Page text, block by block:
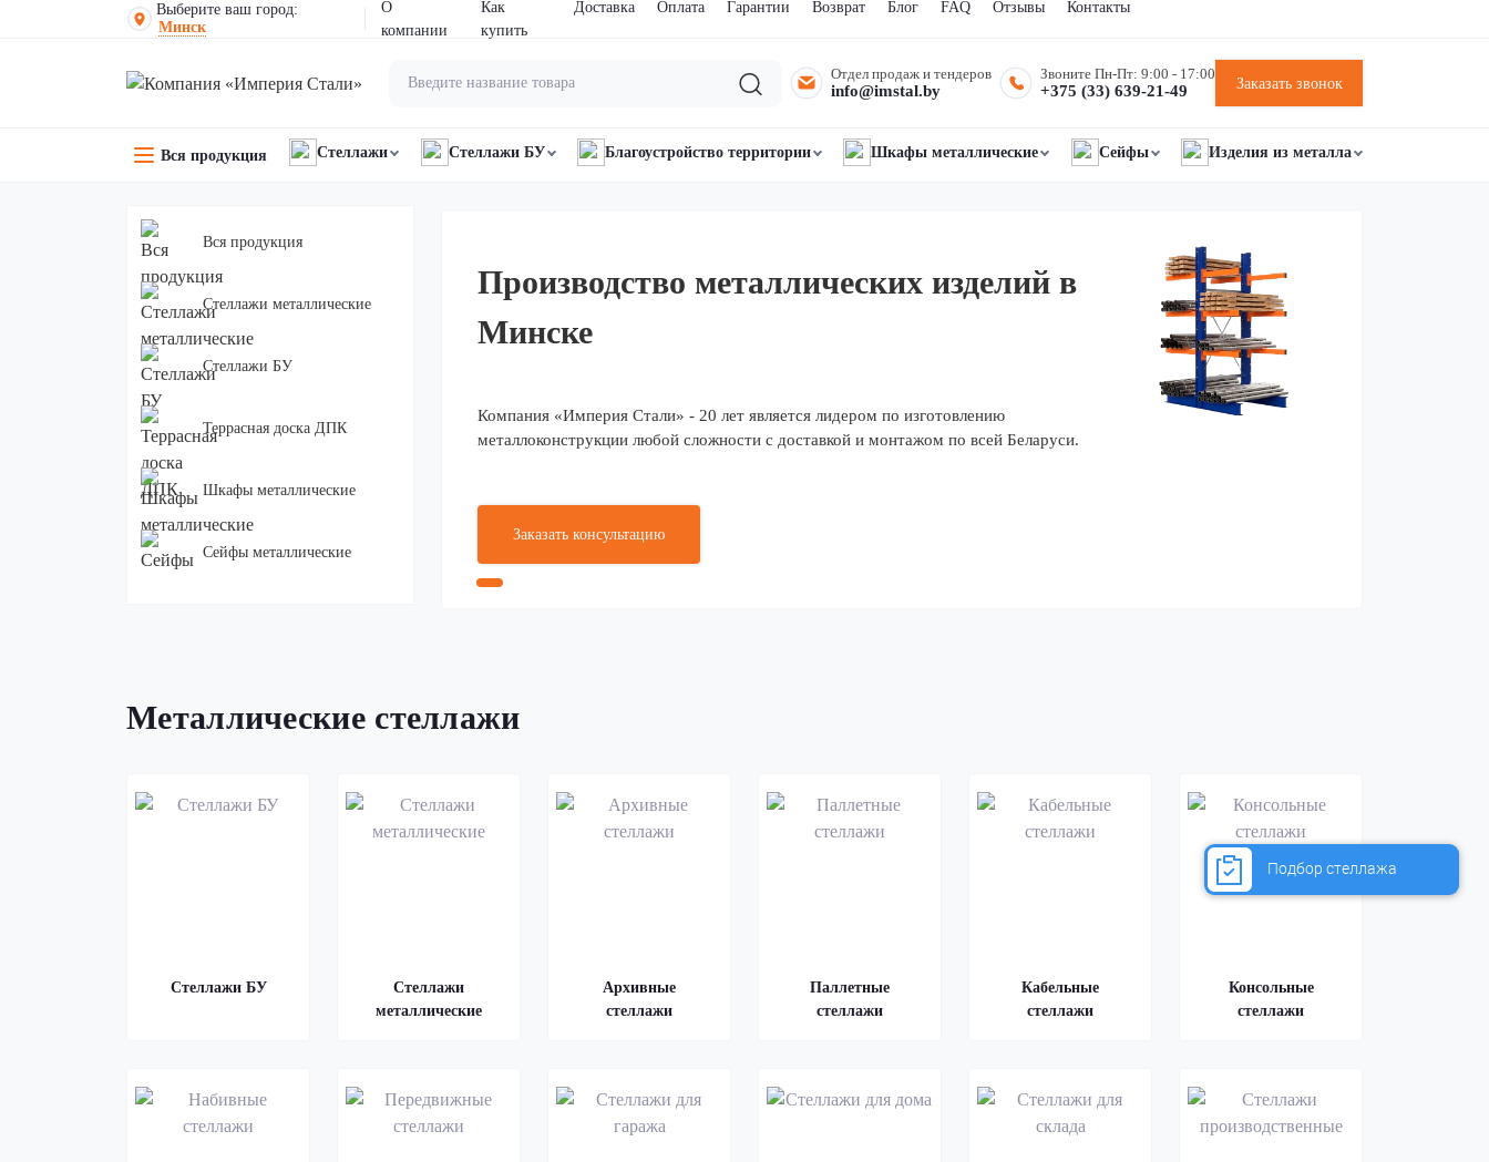
Выберите ваш город:
Минск
О
компании
Как
купить
Доставка Оплата Гарантии Возврат Блог FAQ Отзывы Контакты
Вся продукция
Стеллажи металлические
Стеллажи БУ
Террасная доска ДПК
Шкафы металлические
Сейфы металлические
благоустройства
Отдел продаж и тендеров
info@imstal.by
Звоните Пн-Пт: 9:00 - 17:00
+375 (33) 639-21-49 Заказать звонок
Вся продукция Стеллажи Стеллажи БУ Благоустройство территории Шкафы металлические Сейфы Изделия из металла
Производство металлических изделий в
Минске
Компания «Империя Стали» - 20 лет является лидером по изготовлению
металлоконструкции любой сложности с доставкой и монтажом по всей Беларуси.
Заказать консультацию
Металлические стеллажи
Стеллажи БУ
Стеллажи
металлические
Архивные
стеллажи
Паллетные
стеллажи
Кабельные
стеллажи
Консольные
стеллажи
Подбор стеллажа